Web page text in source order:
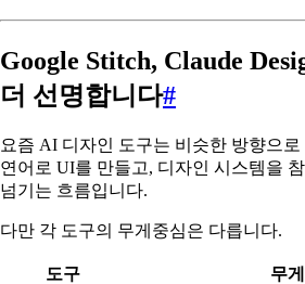
Google Stitch, Claude
더 선명합니다#
요즘 AI 디자인 도구는 비슷한 방향으
연어로 UI를 만들고, 디자인 시스템을
넘기는 흐름입니다.
다만 각 도구의 무게중심은 다릅니다.
도구 무